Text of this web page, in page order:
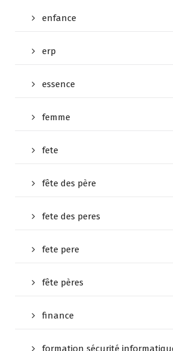
enfance
erp
essence
femme
fete
fête des père
fete des peres
fete pere
fête pères
finance
formation sécurité